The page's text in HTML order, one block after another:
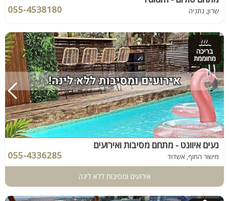
שרון, נתניה 055-4538180
בריכה
מחוממת
נעים איוונט - מתחם מסיבות ואירועים
מישור החוף, אשדוד 055-4336285
אירועים ומסיבות ללא לינה